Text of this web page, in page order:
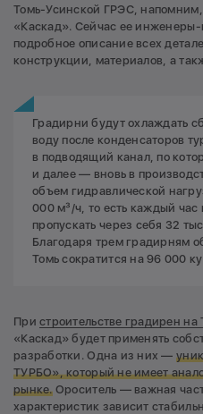
Томь-Усинской ГРЭС,
«Каскад». Сейчас ее инженеры-
подробное описание всех
конструкции, материалов, а
Градирни будут охлаждать
воду после конденсаторов
в подводящий канал, по
и далее — вновь в
объем гидравлической
000 м³/ч, то есть каждый
пропускать через себя 32
Благодаря трем градирням
Томь сократится на 96 000
Пристроительстве градирен
«Каскад» будет применять
разработки. Одна из них —
ТУРБО», который не имеет
рынке.Ороситель — важная
характеристик зависит